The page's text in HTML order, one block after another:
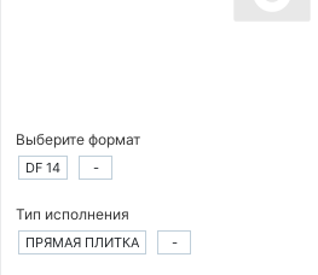
Выберите формат
DF 14 -
Тип исполнения
ПРЯМАЯ ПЛИТКА -